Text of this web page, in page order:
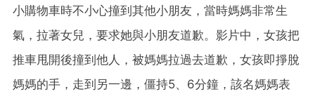
小購物車時不小心撞到其他小朋友，當時媽媽非常生
氣，拉著女兒，要求她與小朋友道歉。影片中，女孩把
推車甩開後撞到他人，被媽媽拉過去道歉，女孩即掙脫
媽媽的手，走到另一邊，僵持5、6分鐘，該名媽媽表